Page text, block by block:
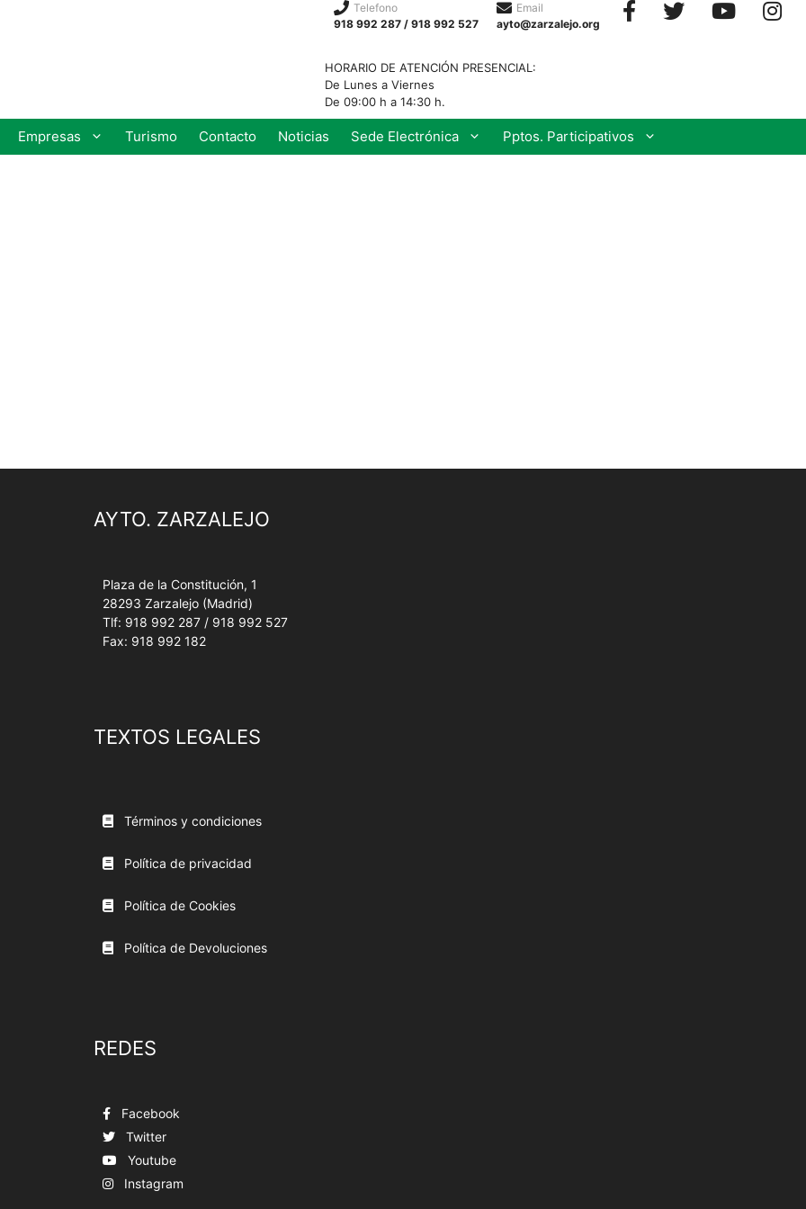
Telefono
918 992 287 / 918 992 527
Email
ayto@zarzalejo.org
HORARIO DE ATENCIÓN PRESENCIAL:
De Lunes a Viernes
De 09:00 h a 14:30 h.
Empresas Turismo Contacto Noticias Sede Electrónica Pptos. Participativos
AYTO. ZARZALEJO
Plaza de la Constitución, 1
28293 Zarzalejo (Madrid)
Tlf: 918 992 287 / 918 992 527
Fax: 918 992 182
TEXTOS LEGALES
Términos y condiciones
Política de privacidad
Política de Cookies
Política de Devoluciones
REDES
Facebook
Twitter
Youtube
Instagram